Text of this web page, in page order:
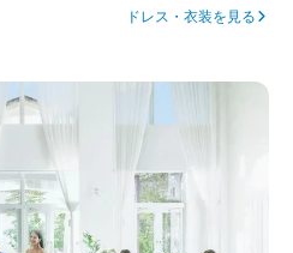
ドレス・衣装を見る